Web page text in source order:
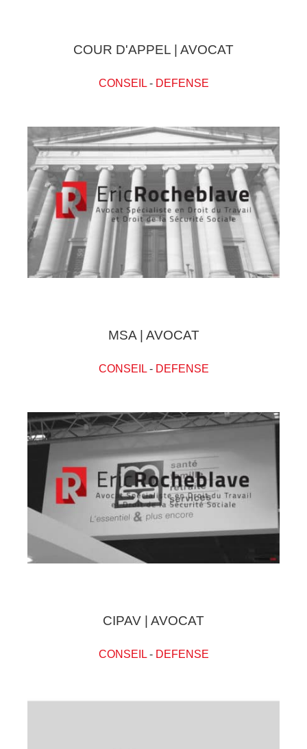
COUR D'APPEL | AVOCAT
CONSEIL- DEFENSE
MSA | AVOCAT
CONSEIL- DEFENSE
CIPAV | AVOCAT
CONSEIL- DEFENSE